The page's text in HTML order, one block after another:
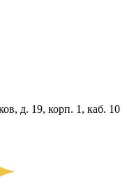
д. 19, корп. 1, каб. 10